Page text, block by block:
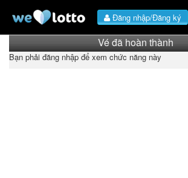
Đăng nhập/Đăng ký
Vé đã hoàn thành
Bạn phải đăng nhập để xem chức năng này